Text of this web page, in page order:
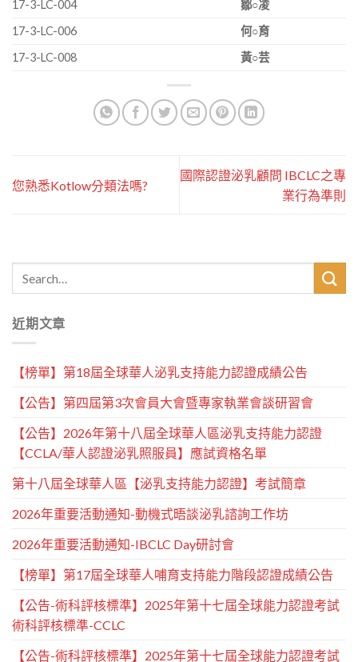
17-3-LC-004
鄒○凌
17-3-LC-006
何○育
17-3-LC-008
黃○芸
您熟悉Kotlow分類法嗎?
國際認證泌乳顧問 IBCLC之專
業行為準則
近期文章
【榜單】第18屆全球華人泌乳支持能力認證成績公告
【公告】第四屆第3次會員大會暨專家執業會談研習會
【公告】2026年第十八屆全球華人區泌乳支持能力認證
【CCLA/華人認證泌乳照服員】應試資格名單
第十八屆全球華人區【泌乳支持能力認證】考試簡章
2026年重要活動通知-動機式晤談泌乳諮詢工作坊
2026年重要活動通知-IBCLC Day研討會
【榜單】第17屆全球華人哺育支持能力階段認證成績公告
【公告-術科評核標準】2025年第十七屆全球能力認證考試
術科評核標準-CCLC
【公告-術科評核標準】2025年第十七屆全球能力認證考試